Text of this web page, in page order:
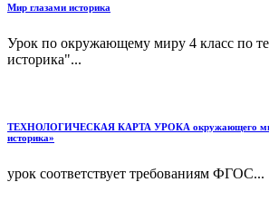
Мир глазами историка
Урок по окружающему миру 4 класс по
историка"...
ТЕХНОЛОГИЧЕСКАЯ КАРТА УРОКА окружающего
историка»
урок соответствует требованиям ФГОС...